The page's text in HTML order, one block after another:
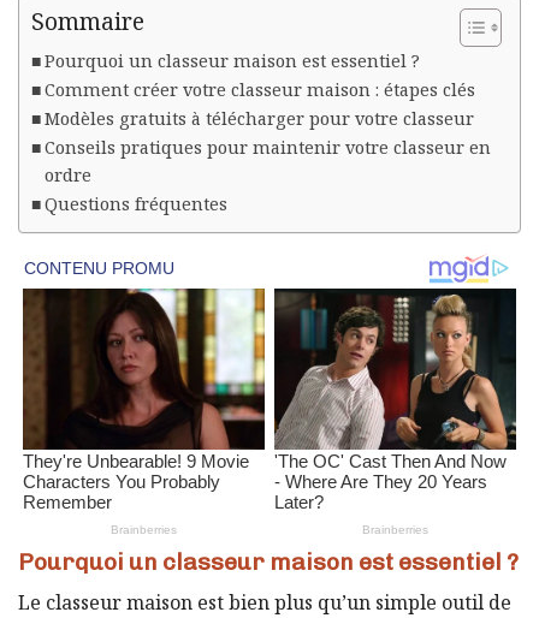
Sommaire
Pourquoi un classeur maison est essentiel ?
Comment créer votre classeur maison : étapes clés
Modèles gratuits à télécharger pour votre classeur
Conseils pratiques pour maintenir votre classeur en
ordre
Questions fréquentes
Pourquoi un classeur maison est essentiel ?
Le classeur maison est bien plus qu’un simple outil de